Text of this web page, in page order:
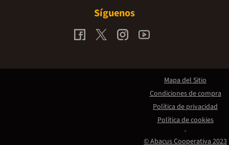
Síguenos
© Abacus Cooperativa 2023
Mapa del Sitio
Condiciones de compra
Política de privacidad
Política de cookies